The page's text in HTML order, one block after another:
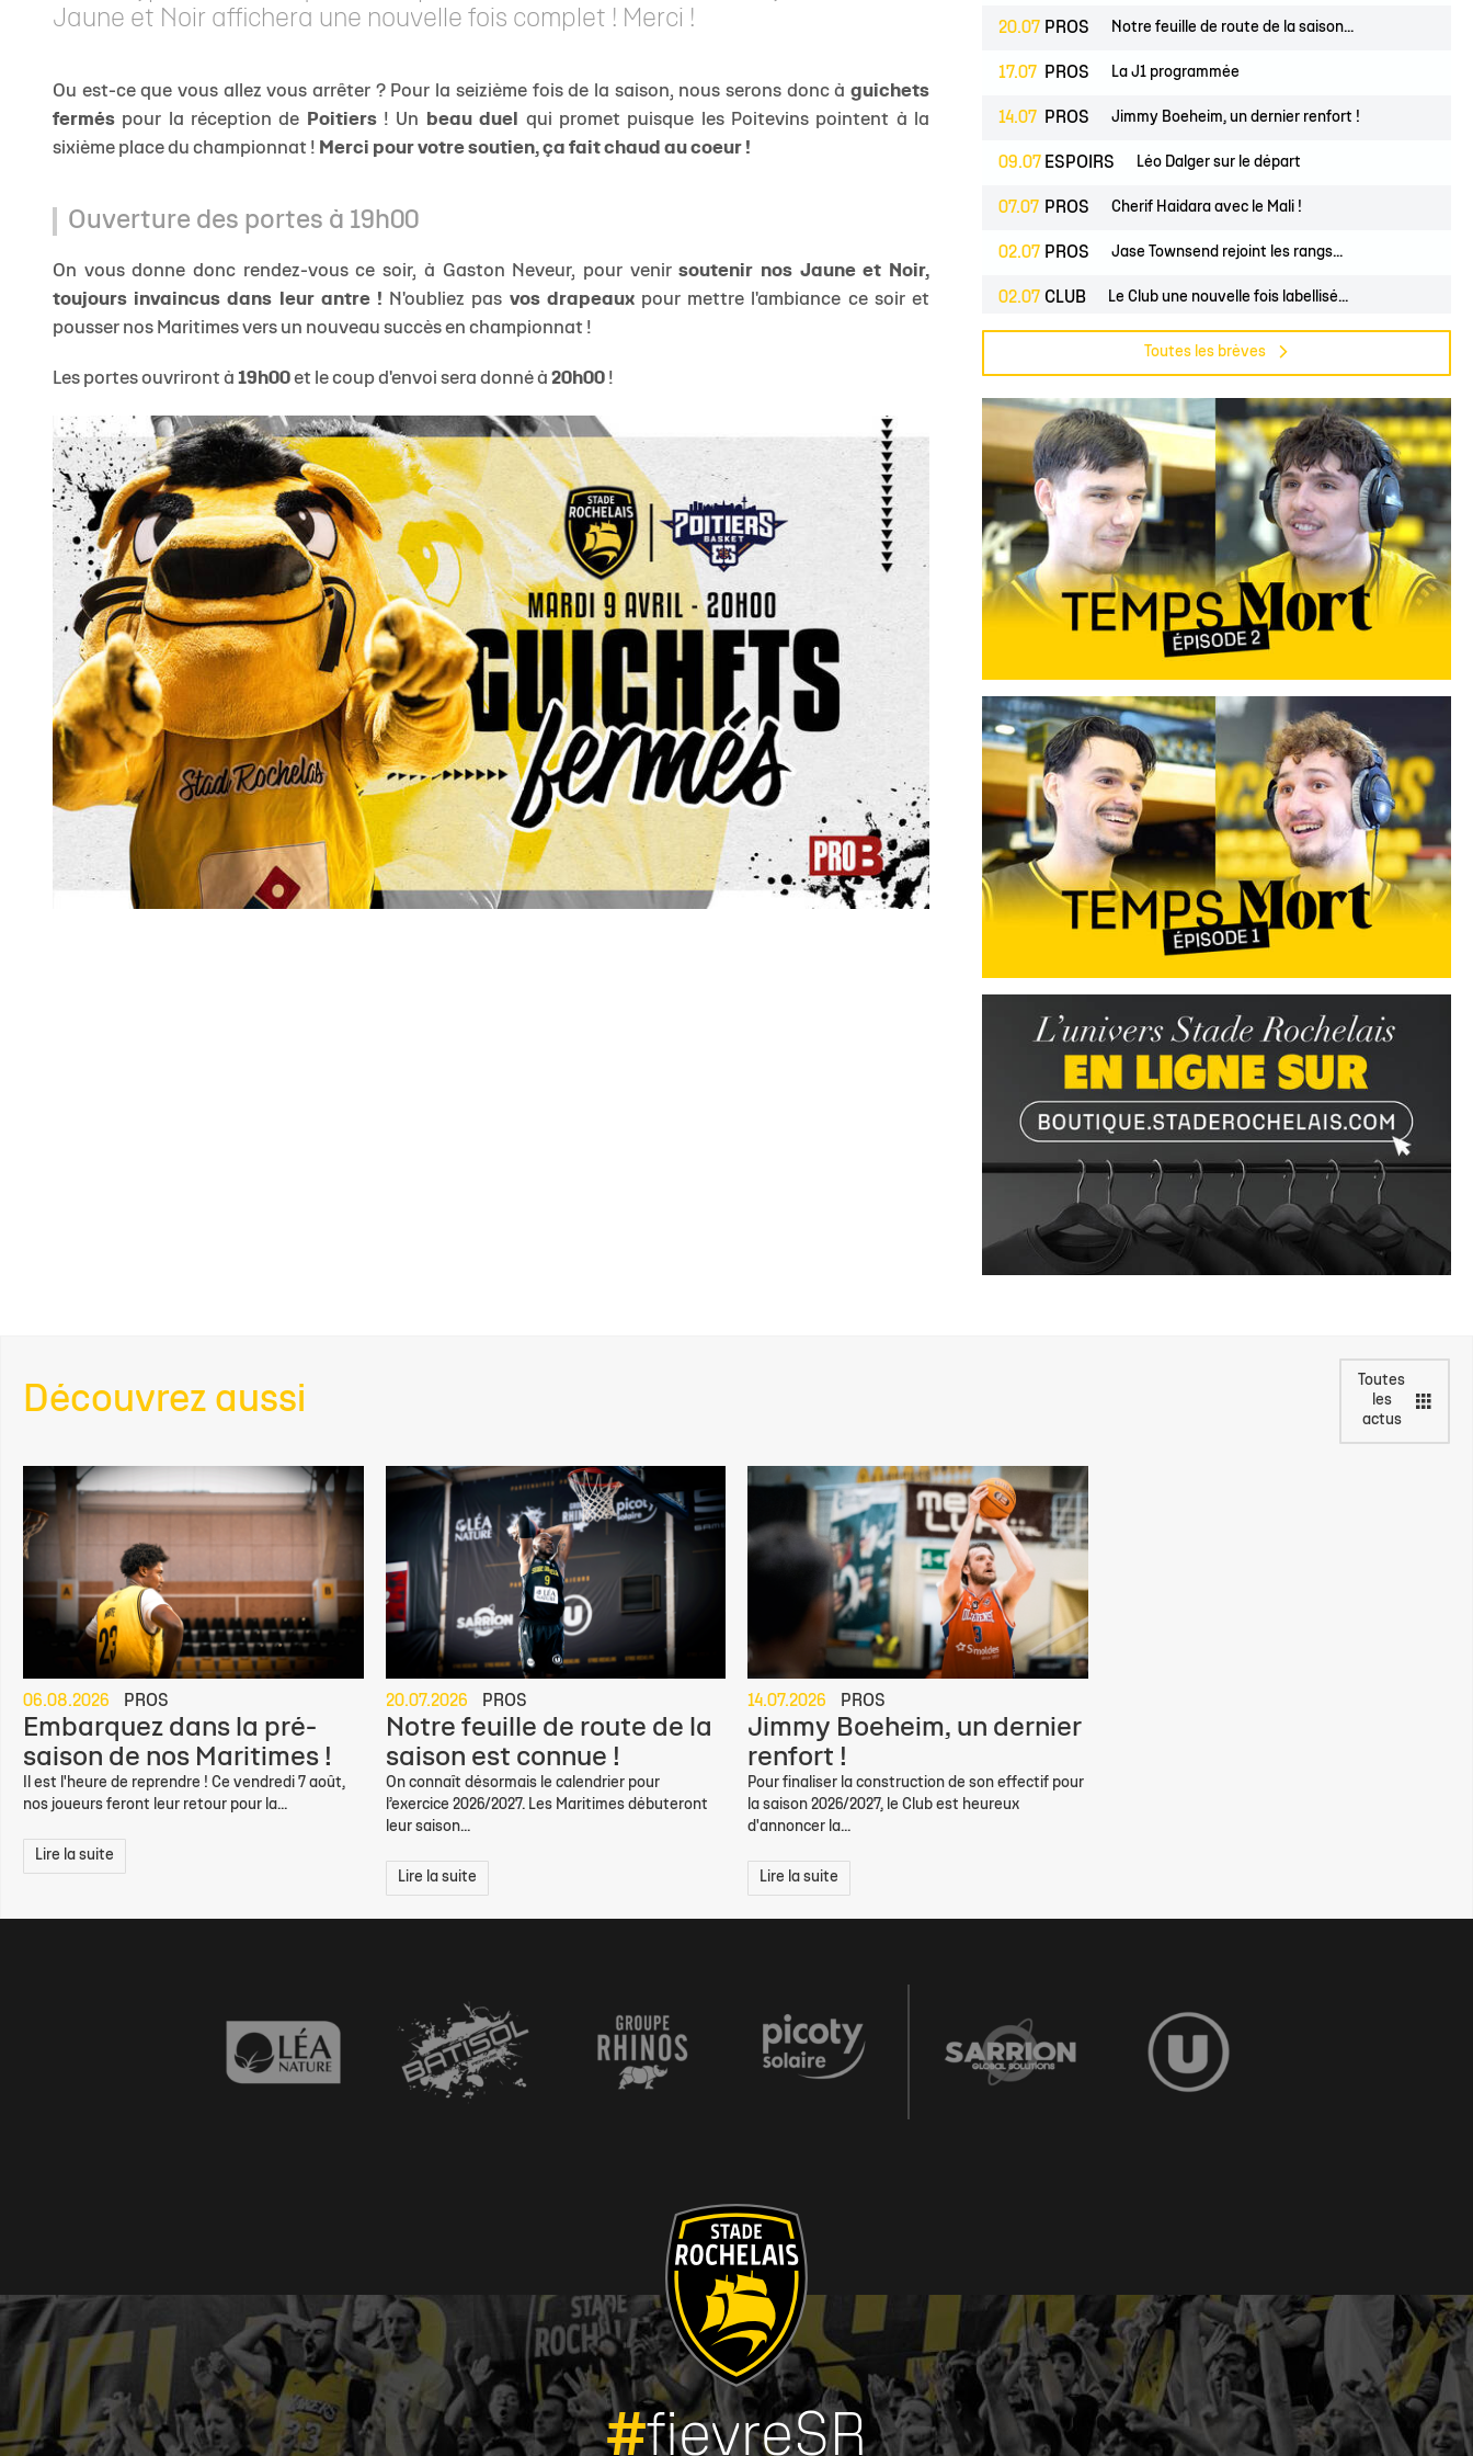
Jaune et Noir affichera une nouvelle fois complet ! Merci !
Ou est-ce que vous allez vous arrêter ? Pour la seizième fois de la saison, nous serons donc à guichets
fermés pour la réception de Poitiers! Un beau duel qui promet puisque les Poitevins pointent à la
sixième place du championnat ! Merci pour votre soutien, ça fait chaud au coeur !
Ouverture des portes à 19h00
On vous donne donc rendez-vous ce soir, à Gaston Neveur, pour venirsoutenir nos Jaune et Noir,
toujours invaincus dans leur antre ! N'oubliez pas vos drapeauxpour mettre l'ambiance ce soir et
pousser nos Maritimes vers un nouveau succès en championnat !
Les portes ouvriront à 19h00 et le coup d'envoi sera donné à 20h00 !
20.07 PROS Notre feuille de route de la saison...
17.07 PROS La J1 programmée
14.07 PROS Jimmy Boeheim, un dernier renfort !
09.07 ESPOIRS Léo Dalger sur le départ
07.07 PROS Cherif Haidara avec le Mali !
02.07 PROS Jase Townsend rejoint les rangs...
02.07 CLUB Le Club une nouvelle fois labellisé...
L'Asso est à la recherche de trois...
Toutes les brèves
Découvrez aussi
Toutes
les
actus
06.08.2026 PROS
Embarquez dans la pré-
saison de nos Maritimes !
Il est l'heure de reprendre ! Ce vendredi 7 août,
nos joueurs feront leur retour pour la...
Lire la suite
20.07.2026 PROS
Notre feuille de route de la
saison est connue !
On connaît désormais le calendrier pour
l’exercice 2026/2027. Les Maritimes débuteront
leur saison...
Lire la suite
14.07.2026 PROS
Jimmy Boeheim, un dernier
renfort !
Pour finaliser la construction de son effectif pour
la saison 2026/2027, le Club est heureux
d'annoncer la...
Lire la suite
#fievreSR